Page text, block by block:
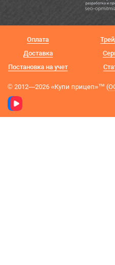
Оплата
Доставка
Постановка на учет
© 2012—2026 «Купи прицеп»™ (